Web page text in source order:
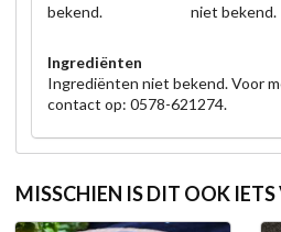
bekend.
niet bekend.
Ingrediënten
Ingrediënten niet bekend. Voor
contact op: 0578-621274.
MISSCHIEN IS DIT OOK IETS